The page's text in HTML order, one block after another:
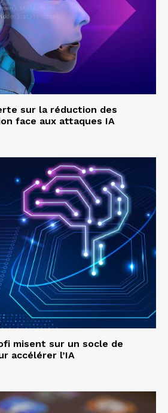
sur la réduction des
face aux attaques IA
misent sur un socle de
accélérer l’IA